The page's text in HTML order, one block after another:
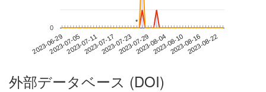
2023-06-292023-07-052023-07-112023-07-172023-07-232023-07-292023-08-042023-08-102023-08-162023-08-22
0
**
外部データベース (DOI)